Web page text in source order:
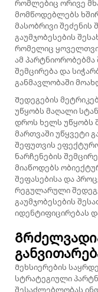
რომლებიც ორივე
მომწოდებლებს
მასობრივი
გაუმჯობესების
რომელიც
ამ პარტნიორობებმა
შემცირება და
განმავლობაში
Შედეგების
უწყობს მაღალი
დროს ხელს უწყობს
მართვაში უწყვეტი
შეფუთვის
ნარჩენების
მიაწოდებს
შეფასებისა და
რეგულარული
გაუმჯობესების
იდენტიფიცირებას
Მეხსიერების
სტრატეგიული
შესაძლებლობას